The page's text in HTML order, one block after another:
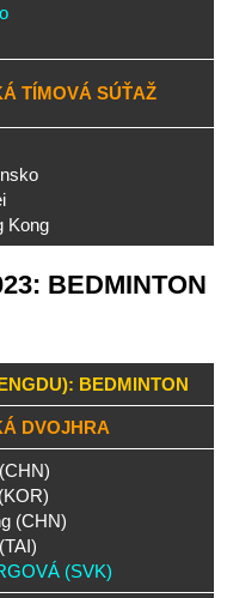
TÍMOVÁ SÚŤAŽ
Kong
BEDMINTON
BEDMINTON
DVOJHRA
(CHN)
(SVK)